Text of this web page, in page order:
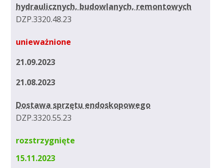
hydraulicznych, budowlanych, remontowych
DZP.3320.48.23
unieważnione
21.09.2023
21.08.2023
Dostawa sprzętu endoskopowego
DZP.3320.55.23
rozstrzygnięte
15.11.2023